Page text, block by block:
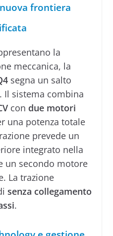
frontiera
la
meccanica, la
segna un salto
Il sistema combina
con due motori
una potenza totale
prevede un
integrato nella
un secondo motore
La trazione
senza collegamento
.